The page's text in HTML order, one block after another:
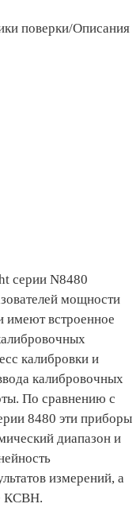
поверки/Описания
серии N8480
мощности
имеют встроенное
калибровки и
калибровочных
По сравнению с
8480 эти приборы
диапазон и
измерений, а
КСВН.